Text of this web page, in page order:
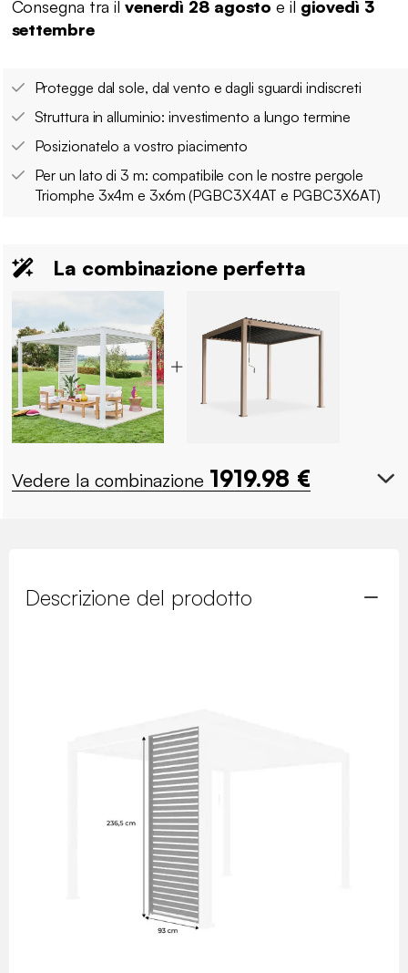
Consegna tra il venerdì 28 agosto e il giovedì 3
settembre
Protegge dal sole, dal vento e dagli sguardi indiscreti
Struttura in alluminio: investimento a lungo termine
Posizionatelo a vostro piacimento
Per un lato di 3 m: compatibile con le nostre pergole
Triomphe 3x4m e 3x6m (PGBC3X4AT e PGBC3X6AT)
La combinazione perfetta
Vedere la combinazione 1919.98 €
Descrizione del prodotto